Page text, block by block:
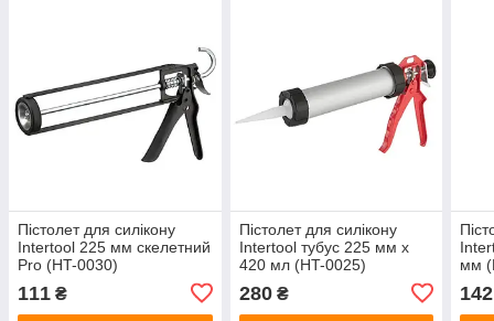
Пістолет для силікону
Intertool 225 мм скелетний
Pro (HT-0030)
111 ₴
Пістолет для силікону
Intertool тубус 225 мм х
420 мл (HT-0025)
280₴
мм
142